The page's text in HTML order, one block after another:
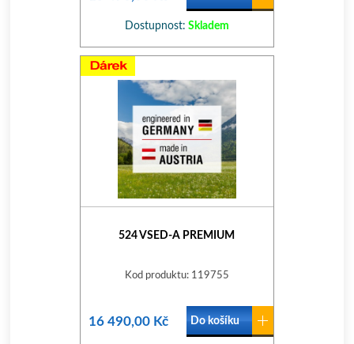
Dostupnost: Skladem
524 VSED-A PREMIUM
Kod produktu: 119755
16 490,00 Kč Do košíku